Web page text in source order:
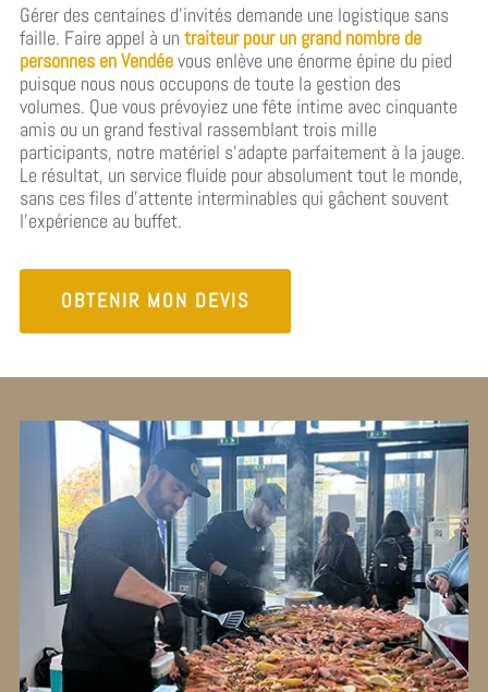
Gérer des centaines d’invités demande une logistique sans
faille. Faire appel à un traiteur pour un grand nombre de
personnes en Vendéevous enlève une énorme épine du pied
puisque nous nous occupons de toute la gestion des
volumes. Que vous prévoyiez une fête intime avec cinquante
amis ou un grand festival rassemblant trois mille
participants, notre matériel s’adapte parfaitement à la jauge.
Le résultat, un service fluide pour absolument tout le monde,
sans ces files d’attente interminables qui gâchent souvent
l’expérience au buffet.
OBTENIR MON DEVIS